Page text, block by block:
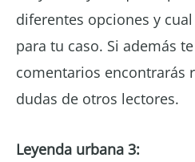
diferentes opciones y
para tu caso. Si además
comentarios encontrarás
dudas de otros lectores.
Leyenda urbana 3: